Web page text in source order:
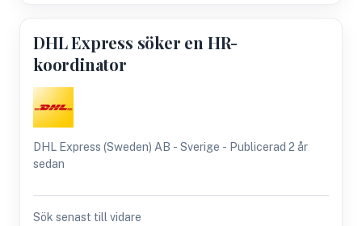
DHL Express söker en HR-
koordinator
DHL Express (Sweden) AB - Sverige - Publicerad 2 år
sedan
Sök senast till vidare